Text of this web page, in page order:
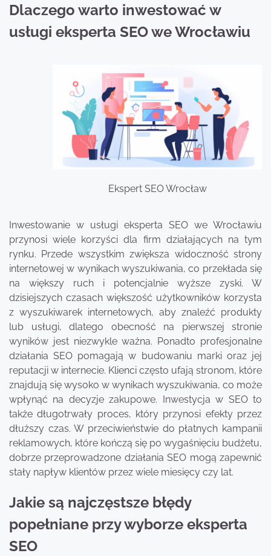
Dlaczego warto inwestować w
usługi eksperta SEO we Wrocławiu
Ekspert SEO Wrocław
Inwestowanie w usługi eksperta SEO we Wrocławiu
przynosi wiele korzyści dla firm działających na tym
rynku. Przede wszystkim zwiększa widoczność strony
internetowej w wynikach wyszukiwania, co przekłada się
na większy ruch i potencjalnie wyższe zyski. W
dzisiejszych czasach większość użytkowników korzysta
z wyszukiwarek internetowych, aby znaleźć produkty
lub usługi, dlatego obecność na pierwszej stronie
wyników jest niezwykle ważna. Ponadto profesjonalne
działania SEO pomagają w budowaniu marki oraz jej
reputacji w internecie. Klienci często ufają stronom, które
znajdują się wysoko w wynikach wyszukiwania, co może
wpłynąć na decyzje zakupowe. Inwestycja w SEO to
także długotrwały proces, który przynosi efekty przez
dłuższy czas. W przeciwieństwie do płatnych kampanii
reklamowych, które kończą się po wygaśnięciu budżetu,
dobrze przeprowadzone działania SEO mogą zapewnić
stały napływ klientów przez wiele miesięcy czy lat.
Jakie są najczęstsze błędy
popełniane przy wyborze eksperta
SEO